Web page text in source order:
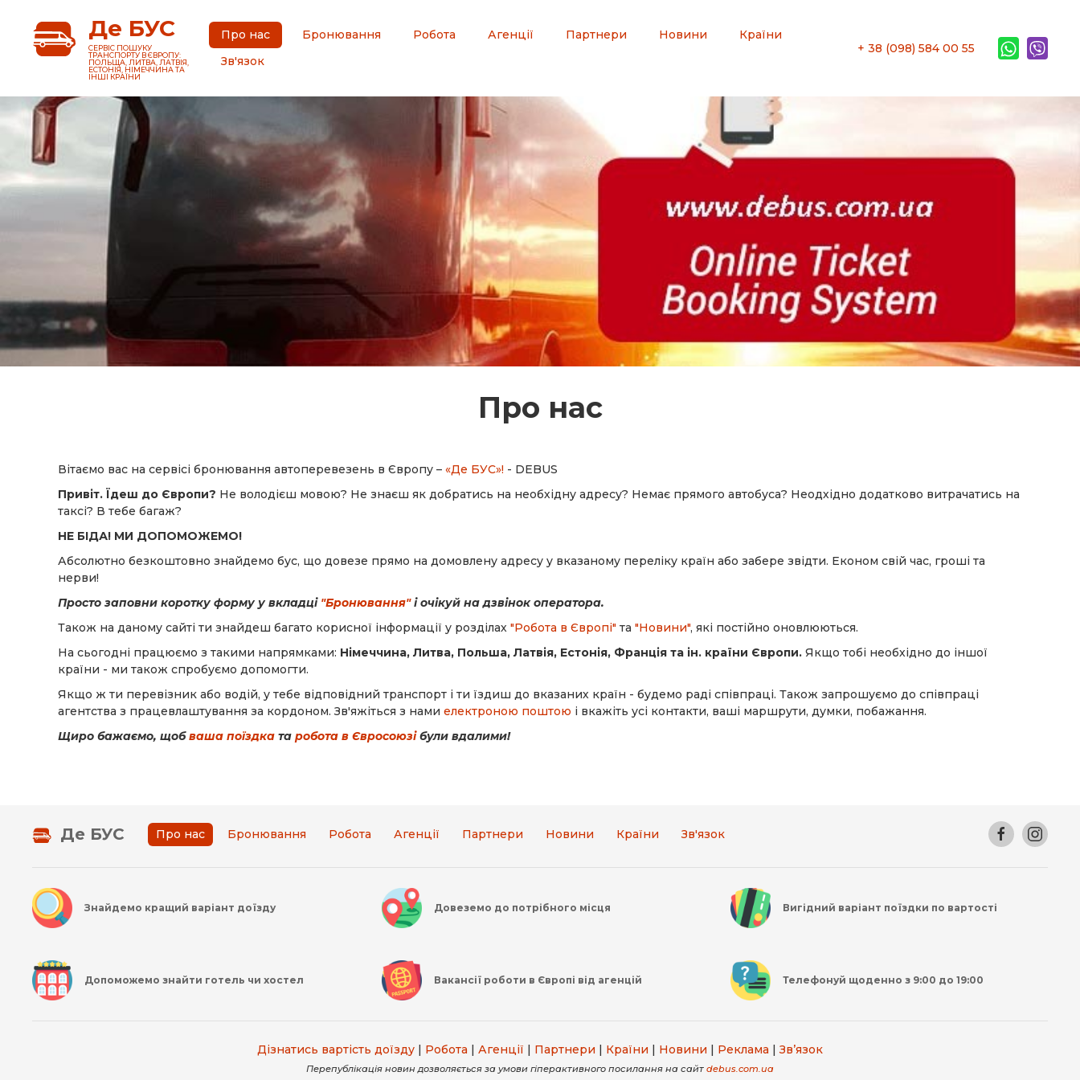
Де БУС
CЕРВІС ПОШУКУ
ТРАНСПОРТУ В ЄВРОПУ:
ПОЛЬЩА, ЛИТВА, ЛАТВІЯ,
ЕСТОНІЯ, НІМЕЧЧИНА ТА
ІНШІ КРАЇНИ
Про нас Бронювання Робота Агенції Партнери Новини
Країни
Зв'язок
+ 38 (098) 584 00 55
Про нас
Вітаємо вас на сервісі бронювання автоперевезень в Європу – «Де БУС»! - DEBUS
Привіт. Їдеш до Європи? Не володієш мовою? Не знаєш як добратись на необхідну адресу? Немає прямого автобуса? Неодхідно додатково витрачатись на
таксі? В тебе багаж?
НЕ БІДА! МИ ДОПОМОЖЕМО!
Абсолютно безкоштовно знайдемо бус, що довезе прямо на домовлену адресу у вказаному переліку країн або забере звідти. Економ свій час, гроші та
нерви!
Просто заповни коротку форму у вкладці "Бронювання"і очікуй на дзвінок оператора.
Також на даному сайті ти знайдеш багато корисної інформації у розділах "Робота в Європі" та "Новини", які постійно оновлюються.
На сьогодні працюємо з такими напрямками: Німеччина, Литва, Польша, Латвія, Естонія, Франція та ін. країни Європи. Якщо тобі необхідно до іншої
країни - ми також спробуємо допомогти.
Якщо ж ти перевізник або водій, у тебе відповідний транспорт і ти їздиш до вказаних країн - будемо раді співпраці. Також запрошуємо до співпраці
агентства з працевлаштування за кордоном. Зв'яжіться з нами електроною поштою і вкажіть усі контакти, ваші маршрути, думки, побажання.
Щиро бажаємо, щобваша поїздка та робота в Євросоюзібули вдалими!
Де БУС Про нас Бронювання Робота Агенції Партнери Новини Країни Зв'язок
Знайдемо кращий варіант доїзду Довеземо до потрібного місця Вигідний варіант поїздки по вартості
Допоможемо знайти готель чи хостел Вакансії роботи в Європі від агенцій Телефонуй щоденно з 9:00 до 19:00
Дізнатись вартість доїзду | Робота | Агенції | Партнери | Країни | Новини | Реклама |Зв’язок
Перепублікація новин дозволяється за умови гіперактивного посилання на сайт debus.com.ua